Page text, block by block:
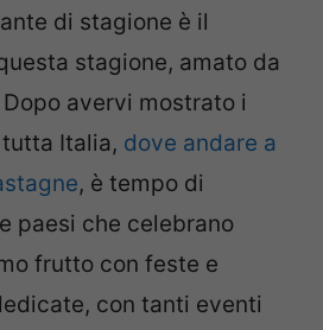
di stagione è il
stagione, amato da
avervi mostrato i
Italia, dove andare a
, è tempo di
paesi che celebrano
frutto con feste e
con tanti eventi